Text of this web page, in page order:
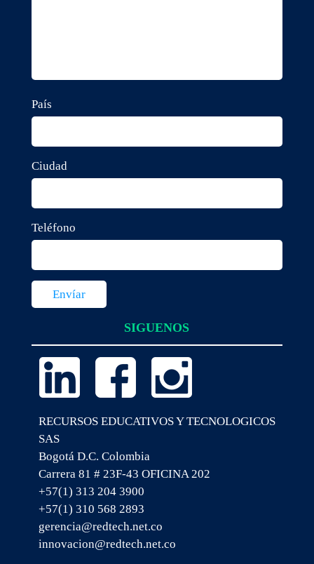
País
Ciudad
Teléfono
SIGUENOS
RECURSOS EDUCATIVOS Y TECNOLOGICOS
SAS
Bogotá D.C. Colombia
Carrera 81 # 23F-43 OFICINA 202
+57(1) 313 204 3900
+57(1) 310 568 2893
gerencia@redtech.net.co
innovacion@redtech.net.co